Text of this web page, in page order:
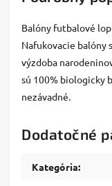
Balóny futbalové
Nafukovacie balóny
výzdoba
sú 100% biologicky
nezávadné.
Dodatočné
Kategória: